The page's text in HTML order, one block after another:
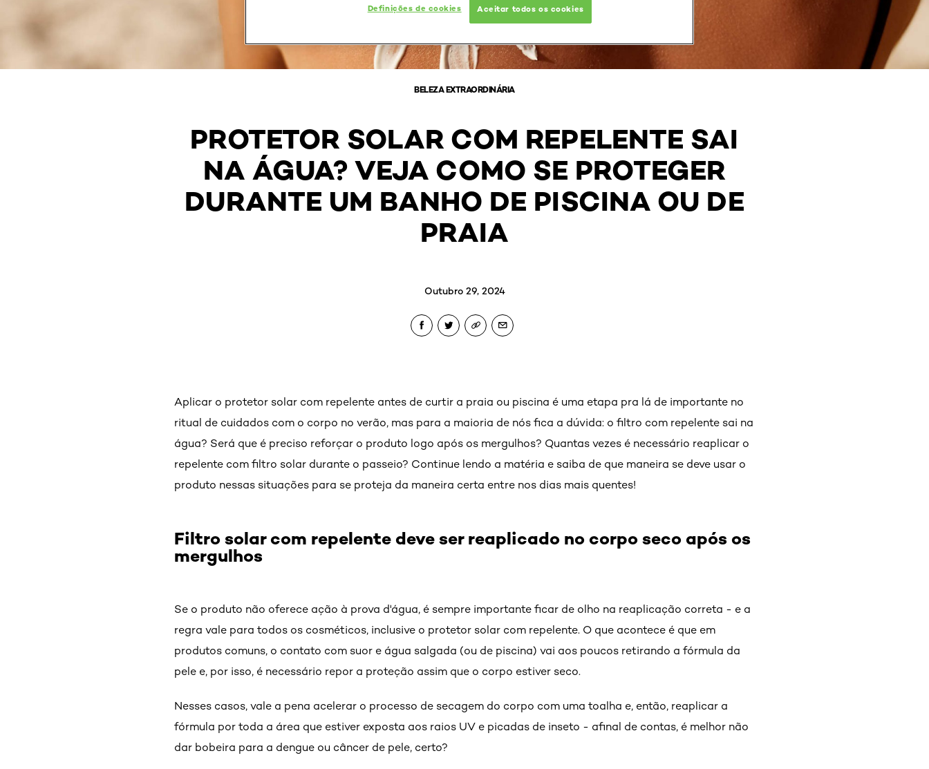
BELEZA EXTRAORDINÁRIA
PROTETOR SOLAR COM REPELENTE SAI
NA ÁGUA? VEJA COMO SE PROTEGER
DURANTE UM BANHO DE PISCINA OU DE
PRAIA
Outubro 29, 2024
Aplicar o protetor solar com repelente antes de curtir a praia ou piscina é uma etapa pra lá de importante no
ritual de cuidados com o corpo no verão, mas para a maioria de nós fica a dúvida: o filtro com repelente sai na
água? Será que é preciso reforçar o produto logo após os mergulhos? Quantas vezes é necessário reaplicar o
repelente com filtro solar durante o passeio? Continue lendo a matéria e saiba de que maneira se deve usar o
produto nessas situações para se proteja da maneira certa entre nos dias mais quentes!
Filtro solar com repelente deve ser reaplicado no corpo seco após os
mergulhos
Se o produto não oferece ação à prova d'água, é sempre importante ficar de olho na reaplicação correta - e a
regra vale para todos os cosméticos, inclusive o protetor solar com repelente. O que acontece é que em
produtos comuns, o contato com suor e água salgada (ou de piscina) vai aos poucos retirando a fórmula da
pele e, por isso, é necessário repor a proteção assim que o corpo estiver seco.
Nesses casos, vale a pena acelerar o processo de secagem do corpo com uma toalha e, então, reaplicar a
fórmula por toda a área que estiver exposta aos raios UV e picadas de inseto - afinal de contas, é melhor não
dar bobeira para a dengue ou câncer de pele, certo?
Definições de cookies Aceitar todos os cookies